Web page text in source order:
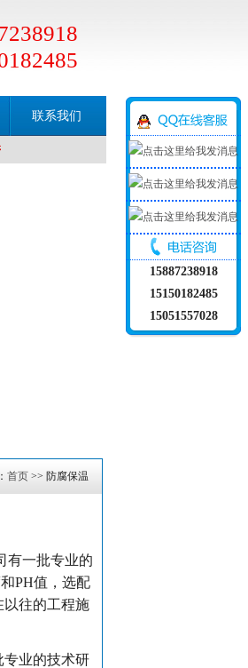
15887238918
15150182485
15051557028
联系我们
国外烟囱新建，水塔新建，烟囱滑模，烟囱
首页 >> 防腐保温
有一批专业的
PH值，选配
以往的工程施
专业的技术研